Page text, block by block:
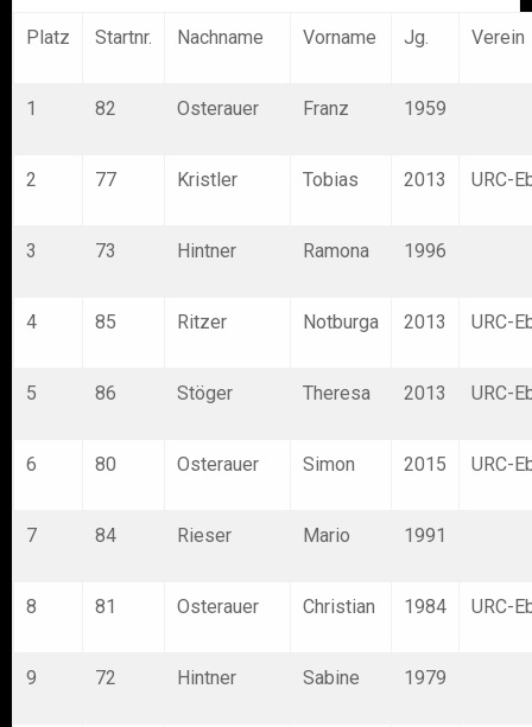
Platz Startnr. Nachname Vorname Jg. Verein
1 82 Osterauer Franz 1959
2 77 Kristler Tobias 2013 URC-
3 73 Hintner Ramona 1996
4 85 Ritzer Notburga 2013 URC-
5 86 Stöger Theresa 2013 URC-
6 80 Osterauer Simon 2015 URC-
7 84 Rieser Mario 1991
8 81 Osterauer Christian 1984 URC-
9 72 Hintner Sabine 1979